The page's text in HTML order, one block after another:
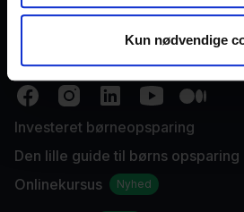
Kun nødvendige
Ring til os på +45 70 60 56 40
Investeret børneopsparing
Den lille guide til børns opsparing
Onlinekursus
Nyhed